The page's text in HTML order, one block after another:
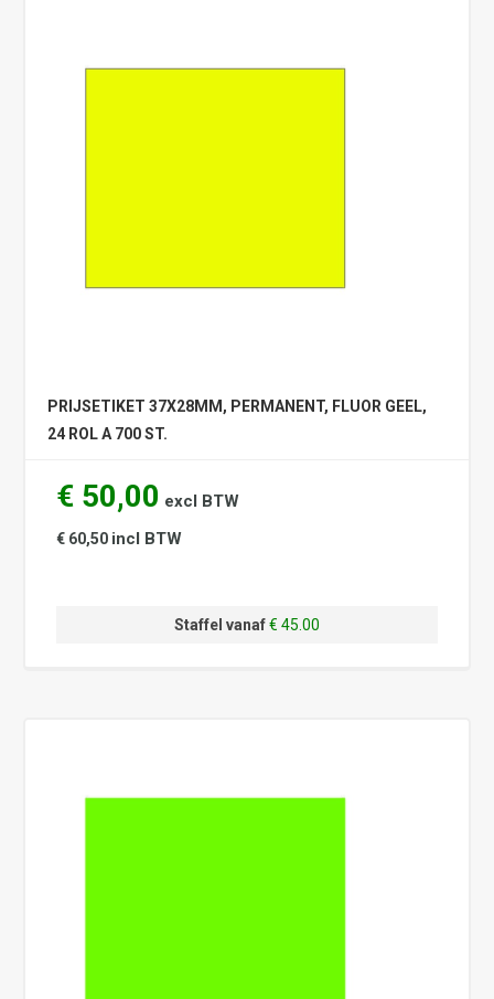
PRIJSETIKET 37X28MM, PERMANENT, FLUOR GEEL,
24 ROL A 700 ST.
€ 50,00 excl BTW
€ 60,50 incl BTW
Staffel vanaf€ 45.00